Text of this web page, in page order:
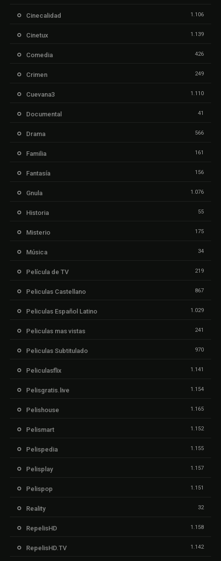
Cinecalidad 1.106
Cinetux 1.139
Comedia 426
Crimen 249
Cuevana3 1.110
Documental 41
Drama 566
Familia 161
Fantasía 156
Gnula 1.076
Historia 55
Misterio 175
Música 34
Película de TV 219
Peliculas Castellano 867
Peliculas Español Latino 1.029
Peliculas mas vistas 241
Peliculas Subtitulado 970
Peliculasflix 1.141
Pelisgratis.live 1.154
Pelishouse 1.165
Pelismart 1.152
Pelispedia 1.155
Pelisplay 1.157
Pelispop 1.151
Reality 32
RepelisHD 1.158
RepelisHD.TV 1.142